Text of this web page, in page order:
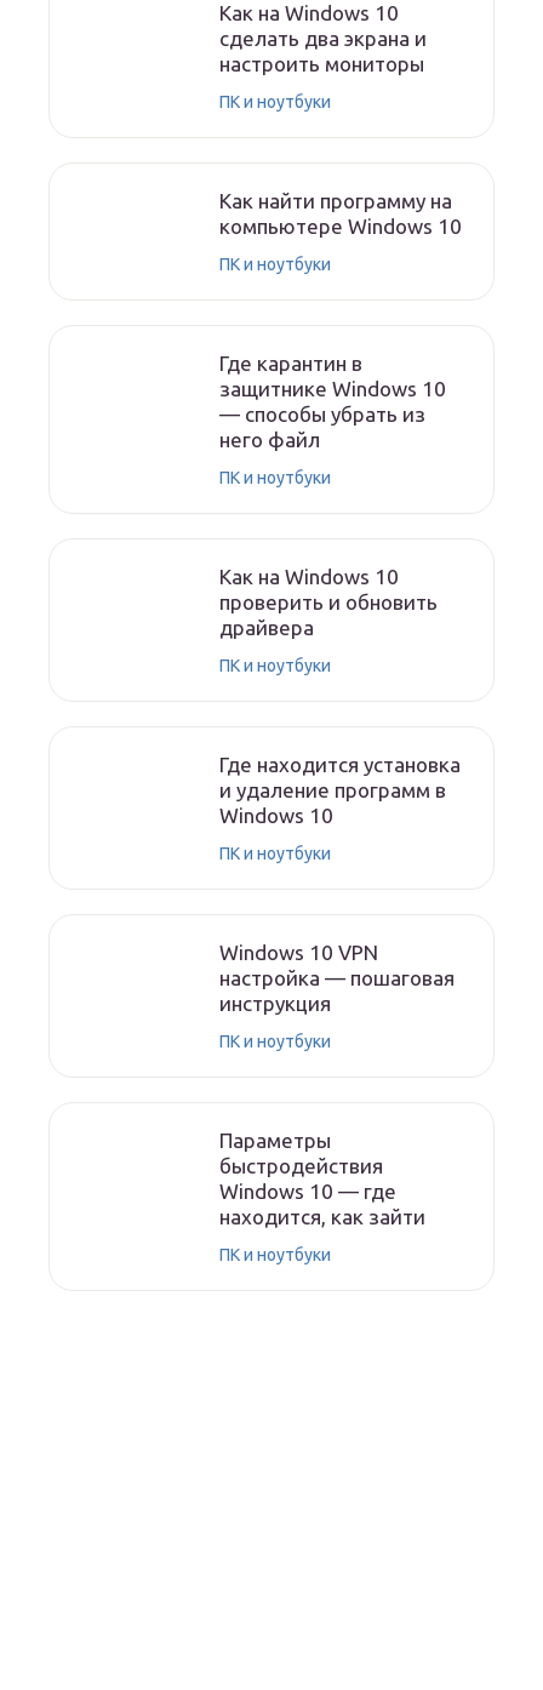
Как на Windows 10
сделать два экрана и
настроить мониторы
ПК и ноутбуки
Как найти программу на
компьютере Windows 10
ПК и ноутбуки
Где карантин в
защитнике Windows 10
— способы убрать из
него файл
ПК и ноутбуки
Как на Windows 10
проверить и обновить
драйвера
ПК и ноутбуки
Где находится установка
и удаление программ в
Windows 10
ПК и ноутбуки
Windows 10 VPN
настройка — пошаговая
инструкция
ПК и ноутбуки
Параметры
быстродействия
Windows 10 — где
находится, как зайти
ПК и ноутбуки